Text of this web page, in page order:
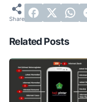
Related Posts